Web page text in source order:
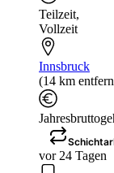
Teilzeit,
Vollzeit
Innsbruck
(14 km
vor 24 Tagen